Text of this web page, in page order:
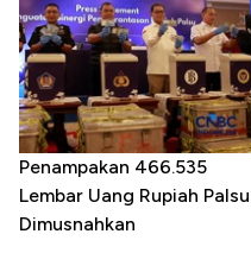
Penampakan 466.535
Lembar Uang Rupiah Palsu
Dimusnahkan